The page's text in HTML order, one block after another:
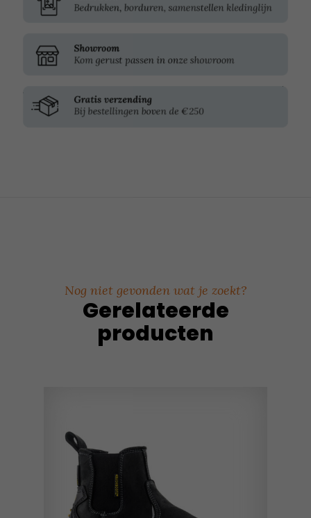
Nog niet gevonden wat je zoekt?
Gerelateerde
producten